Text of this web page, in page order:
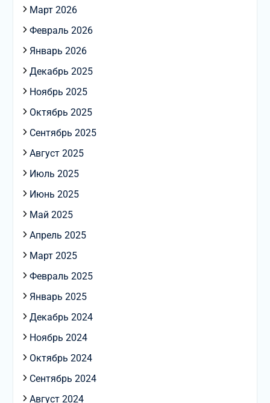
Март 2026
Февраль 2026
Январь 2026
Декабрь 2025
Ноябрь 2025
Октябрь 2025
Сентябрь 2025
Август 2025
Июль 2025
Июнь 2025
Май 2025
Апрель 2025
Март 2025
Февраль 2025
Январь 2025
Декабрь 2024
Ноябрь 2024
Октябрь 2024
Сентябрь 2024
Август 2024